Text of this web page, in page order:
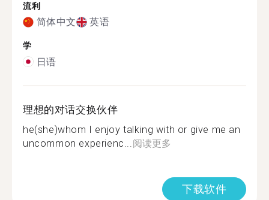
流利
简体中文 英语
学
日语
理想的对话交换伙伴
he(she)whom I enjoy talking with or give me an
uncommon experienc... 阅读更多
下载软件